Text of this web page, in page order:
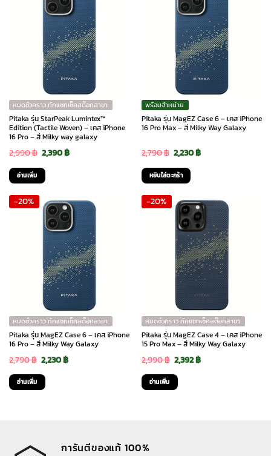
หมดชั่วคราว ทักแชทเช็คสต๊อกสาขา
Pitaka รุ่น StarPeak Lumintex™
Edition (Tactile Woven) – เคส iPhone
16 Pro – สี Milky way galaxy
2,990฿ Original
price
was:
2,990 ฿.
2,390฿Current
2,390 ฿.
อ่านเพิ่ม
พร้อมจำหน่าย
Pitaka รุ่น MagEZ Case 6 – เคส iPhone
16 Pro Max – สี Milky Way Galaxy
2,790฿ Original
price
was:
2,790 ฿.
2,230฿Current
2,230 ฿.
หยิบใส่ตะกร้า
-20%
หมดชั่วคราว ทักแชทเช็คสต๊อกสาขา
Pitaka รุ่น MagEZ Case 6 – เคส iPhone
16 Pro – สี Milky Way Galaxy
2,790฿ Original
price
was:
2,230฿Current
อ่านเพิ่ม
-20%
หมดชั่วคราว ทักแชทเช็คสต๊อกสาขา
Pitaka รุ่น MagEZ Case 4 – เคส iPhone
15 Pro Max – สี Milky Way Galaxy
2,990฿ Original
price
was:
2,392฿Current
อ่านเพิ่ม
การันตีของแท้ 100%